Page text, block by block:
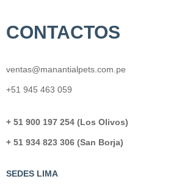
CONTACTOS
ventas@manantialpets.com.pe
+51 945 463 059
+ 51 900 197 254 (Los Olivos)
+ 51 934 823 306 (San Borja)
SEDES LIMA